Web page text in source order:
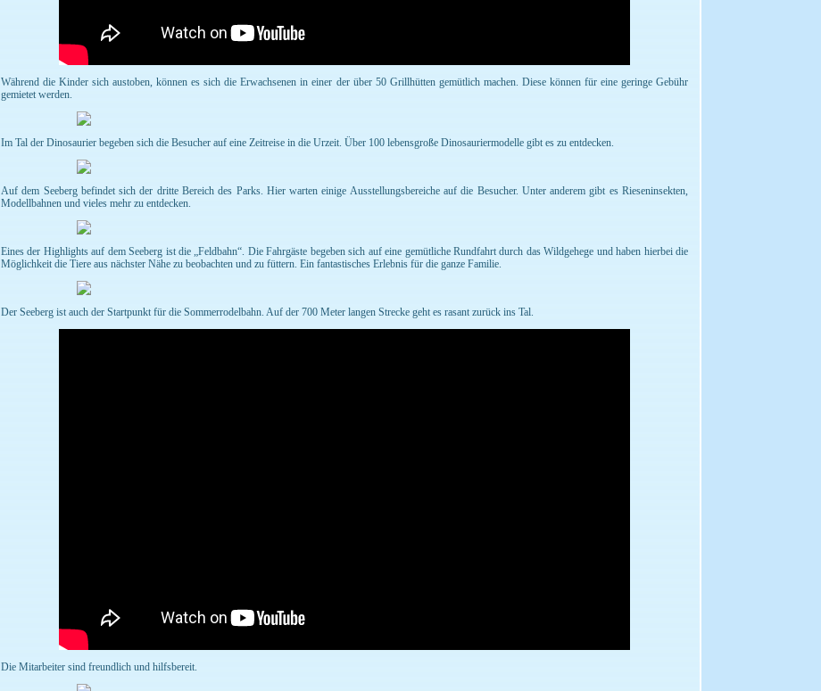
Während die Kinder sich austoben, können es sich die Erwachsenen in einer der über 50 Grillhütten gemütlich machen. Diese können für eine geringe Gebühr
gemietet werden.
Im Tal der Dinosaurier begeben sich die Besucher auf eine Zeitreise in die Urzeit. Über 100 lebensgroße Dinosauriermodelle gibt es zu entdecken.
Auf dem Seeberg befindet sich der dritte Bereich des Parks. Hier warten einige Ausstellungsbereiche auf die Besucher. Unter anderem gibt es Rieseninsekten,
Modellbahnen und vieles mehr zu entdecken.
Eines der Highlights auf dem Seeberg ist die „Feldbahn“. Die Fahrgäste begeben sich auf eine gemütliche Rundfahrt durch das Wildgehege und haben hierbei die
Möglichkeit die Tiere aus nächster Nähe zu beobachten und zu füttern. Ein fantastisches Erlebnis für die ganze Familie.
Der Seeberg ist auch der Startpunkt für die Sommerrodelbahn. Auf der 700 Meter langen Strecke geht es rasant zurück ins Tal.
Die Mitarbeiter sind freundlich und hilfsbereit.